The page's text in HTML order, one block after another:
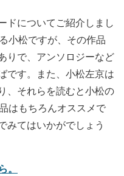
ドについてご紹介しまし
小松ですが、その作品
りで、アンソロジーなど
です。また、小松左京は
、それらを読むと小松の
はもちろんオススメで
みてはいかがでしょう